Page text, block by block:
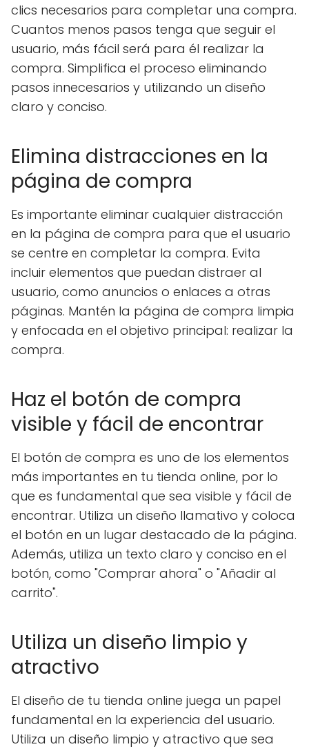
clics necesarios para completar una compra.
Cuantos menos pasos tenga que seguir el
usuario, más fácil será para él realizar la
compra. Simplifica el proceso eliminando
pasos innecesarios y utilizando un diseño
claro y conciso.
Elimina distracciones en la
página de compra
Es importante eliminar cualquier distracción
en la página de compra para que el usuario
se centre en completar la compra. Evita
incluir elementos que puedan distraer al
usuario, como anuncios o enlaces a otras
páginas. Mantén la página de compra limpia
y enfocada en el objetivo principal: realizar la
compra.
Haz el botón de compra
visible y fácil de encontrar
El botón de compra es uno de los elementos
más importantes en tu tienda online, por lo
que es fundamental que sea visible y fácil de
encontrar. Utiliza un diseño llamativo y coloca
el botón en un lugar destacado de la página.
Además, utiliza un texto claro y conciso en el
botón, como "Comprar ahora" o "Añadir al
carrito".
Utiliza un diseño limpio y
atractivo
El diseño de tu tienda online juega un papel
fundamental en la experiencia del usuario.
Utiliza un diseño limpio y atractivo que sea